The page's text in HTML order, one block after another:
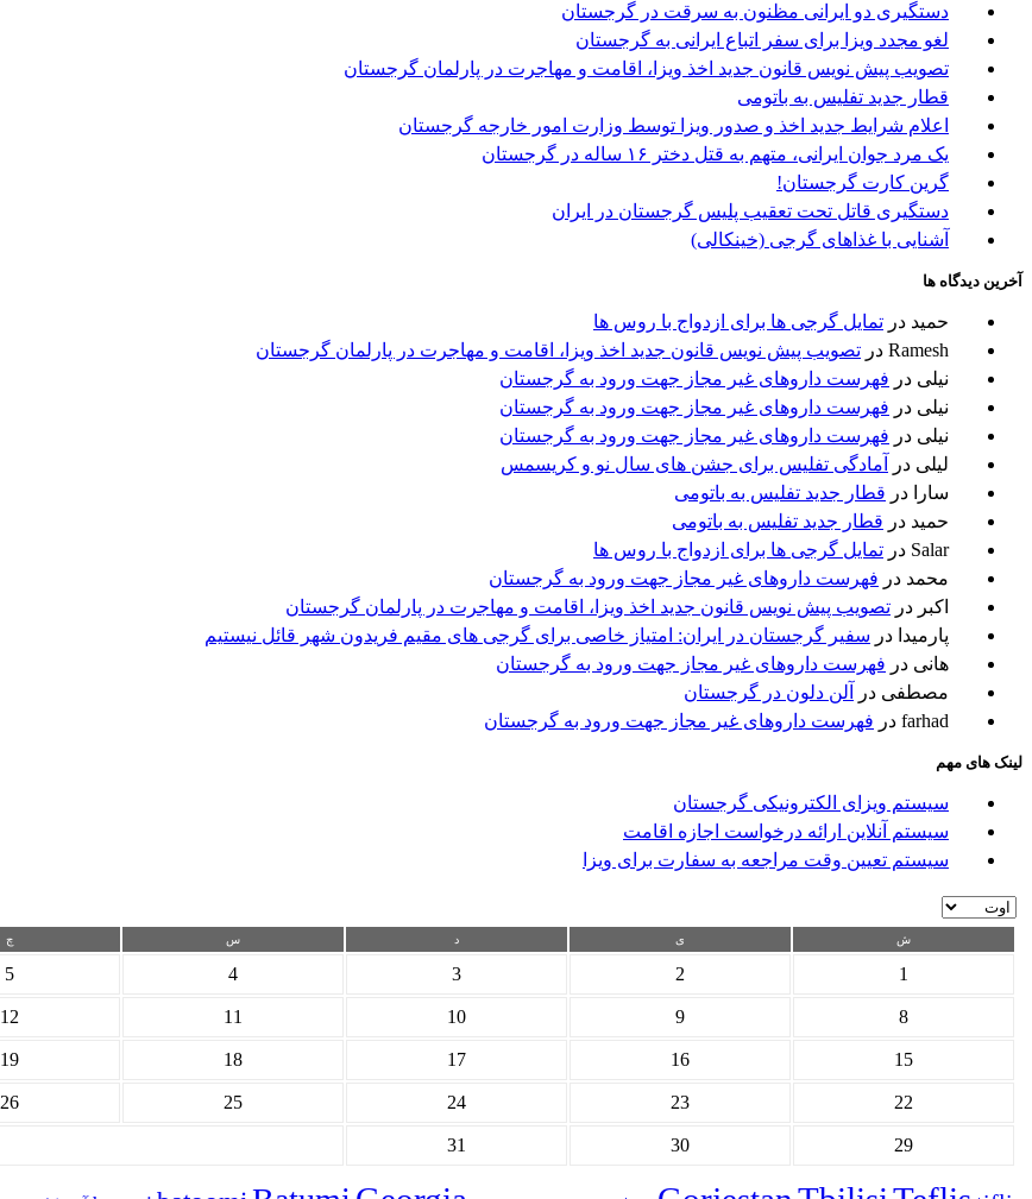
دستگیری دو ایرانی مظنون به سرقت در گرجستان
لغو مجدد ویزا برای سفر اتباع ایرانی به گرجستان
تصویب پیش نویس قانون جدید اخذ ویزا، اقامت و مهاجرت در پارلمان گرجستان
قطار جدید تفلیس به باتومی
اعلام شرایط جدید اخذ و صدور ویزا توسط وزارت امور خارجه گرجستان
یک مرد جوان ایرانی، متهم به قتل دختر ۱۶ ساله در گرجستان
گرین کارت گرجستان!
دستگیری قاتل تحت تعقیب پلیس گرجستان در ایران
آشنایی با غذاهای گرجی (خینکالی)
آخرین دیدگاه ها
حمید در تمایل گرجی ها برای ازدواج با روس ها
Ramesh در تصویب پیش نویس قانون جدید اخذ ویزا، اقامت و مهاجرت در پارلمان گرجستان
نیلی در فهرست داروهای غیر مجاز جهت ورود به گرجستان
نیلی در فهرست داروهای غیر مجاز جهت ورود به گرجستان
نیلی در فهرست داروهای غیر مجاز جهت ورود به گرجستان
لیلی در
آمادگی تفلیس برای جشن های سال نو و کریسمس
سارا
در قطار جدید تفلیس به باتومی
حمید در قطار جدید تفلیس به باتومی
Salar در تمایل گرجی ها برای ازدواج با روس ها
محمد در فهرست داروهای غیر مجاز جهت ورود به گرجستان
اکبر در تصویب پیش نویس قانون جدید اخذ ویزا، اقامت و مهاجرت در پارلمان گرجستان
پارمیدا در سفیر گرجستان در ایران: امتیاز خاصی برای گرجی های مقیم فریدون شهر قائل نیستیم
هانی در فهرست داروهای غیر مجاز جهت ورود به گرجستان
مصطفی در
آلن دلون در گرجستان
farhad در فهرست داروهای غیر مجاز جهت ورود به گرجستان
لینک های مهم
سیستم ویزای الکترونیکی گرجستان
سیستم آنلاین ارائه درخواست اجازه اقامت
سیستم تعیین وقت مراجعه به سفارت برای ویزا
ش ی د س چ
1
2
3
4
5
8
9
10
11
12
15
16
17
18
19
22
23
24
25
26
29
30
31